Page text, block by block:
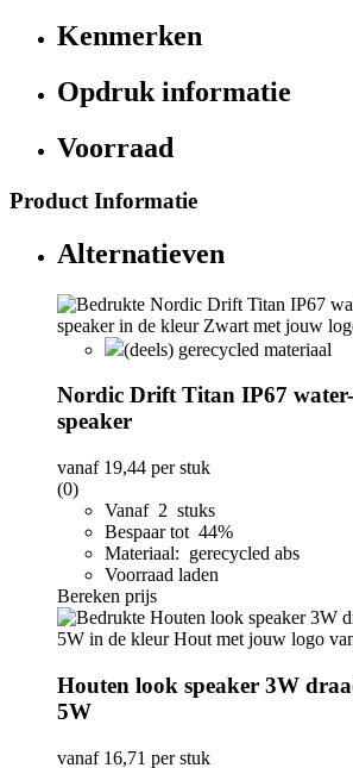
Kenmerken
Opdruk informatie
Voorraad
Product Informatie
Alternatieven
(deels) gerecycled materiaal
Nordic Drift Titan IP67
speaker
vanaf 19,44 per stuk
(0)
Vanaf 2 stuks
Bespaar tot 44%
Materiaal: gerecycled abs
Voorraad laden
Bereken prijs
Houten look speaker 3W
5W
vanaf 16,71 per stuk